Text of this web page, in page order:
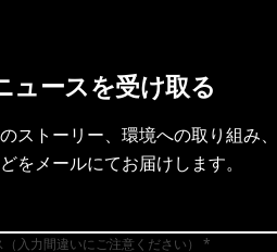
ュースを受け取る
ストーリー、環境への取り組み
をメールにてお届けします。
入力間違いにご注意ください）